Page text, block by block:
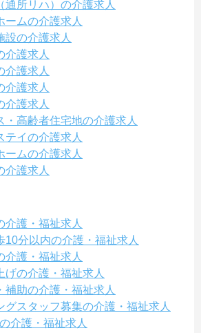
通所リハ）の介護求人
ームの介護求人
設の介護求人
介護求人
介護求人
介護求人
介護求人
・高齢者住宅地の介護求人
テイの介護求人
ームの介護求人
介護求人
介護・福祉求人
10分以内の介護・福祉求人
介護・福祉求人
げの介護・福祉求人
補助の介護・福祉求人
グスタッフ募集の介護・福祉求人
介護・福祉求人